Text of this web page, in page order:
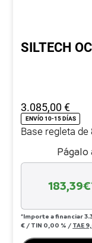
SILTECH
3.085,00€
ENVÍO 10-15 DÍAS
Base regleta
Págalo
183,39
*Importe a financiar
€ / TIN 0,00 % / TAE